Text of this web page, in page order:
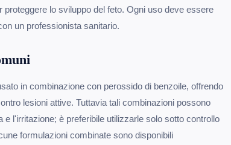
proteggere lo sviluppo del feto. Ogni uso deve essere
un professionista sanitario.
in combinazione con perossido di benzoile, offrendo
lesioni attive. Tuttavia tali combinazioni possono
e l'irritazione; è preferibile utilizzarle solo sotto controllo
formulazioni combinate sono disponibili